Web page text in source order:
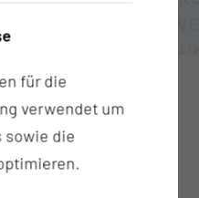
für die
verwendet um
sowie die